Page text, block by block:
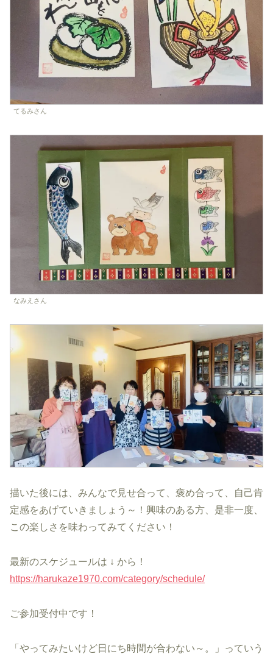
てるみさん
なみえさん
描いた後には、みんなで見せ合って、褒め合って、自己肯
定感をあげていきましょう～！興味のある方、是非一度、
この楽しさを味わってみてください！
最新のスケジュールは ↓ から！
https://harukaze1970.com/category/schedule/
ご参加受付中です！
「やってみたいけど日にち時間が合わない～。」っていう